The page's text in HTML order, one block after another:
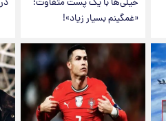
خیلی‌ها با یک پست متفاوت؛
«غمگینم بسیار زیاد»!